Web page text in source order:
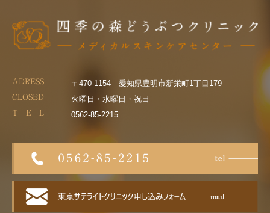
ADRESS 〒470-1154 愛知県豊明市新栄町1丁目179
CLOSED 火曜日・水曜日・祝日
T E L 0562-85-2215